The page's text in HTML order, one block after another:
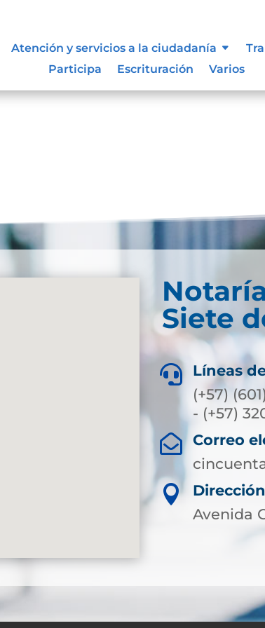
Atención y servicios a la ciudadanía
Participa
Escrituración Varios
niñas y adolescentes
Siete

Líneas
(+57)
- (+57)

Correo

Avenida